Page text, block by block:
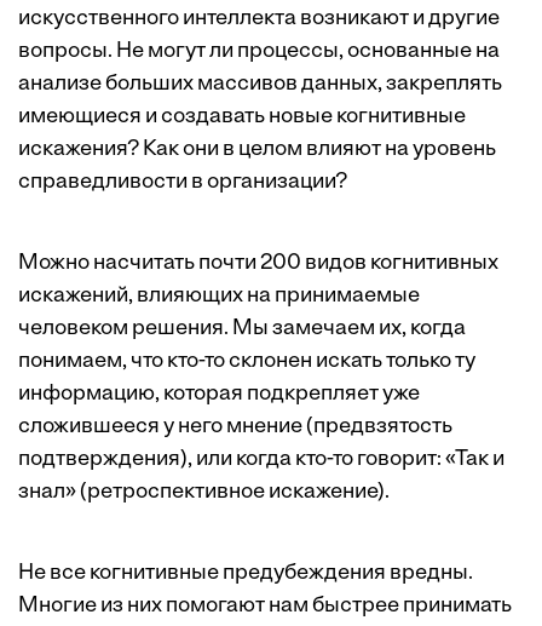
искусственного интеллекта возникают и другие
вопросы. Не могут ли процессы, основанные на
анализе больших массивов данных, закреплять
имеющиеся и создавать новые когнитивные
искажения? Как они в целом влияют на уровень
справедливости в организации?
Можно насчитать почти 200 видов когнитивных
искажений, влияющих на принимаемые
человеком решения. Мы замечаем их, когда
понимаем, что кто-то склонен искать только ту
информацию, которая подкрепляет уже
сложившееся у него мнение (предвзятость
подтверждения), или когда кто-то говорит: «Так и
знал» (ретроспективное искажение).
Не все когнитивные предубеждения вредны.
Многие из них помогают нам быстрее принимать